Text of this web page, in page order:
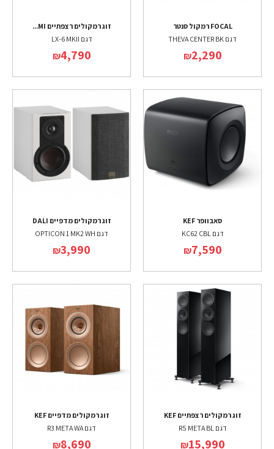
FOCAL רמקול סנטר
דגם THEVA CENTER BK
₪2,290
זוג רמקולים רצפתיים MI...
דגם LX-6 MKII
₪4,790
סאבוופר KEF
דגם KC62 CBL
₪7,590
זוג רמקולים מדפיים DALI
דגם OPTICON 1 MK2 WH
₪3,990
זוג רמקולים רצפתיים KEF
דגם R5 META BL
₪15,990
זוג רמקולים מדפיים KEF
דגם R3 META WA
₪8,690